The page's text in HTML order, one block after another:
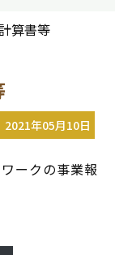
算書等
2021年05月10日
ークの事業報